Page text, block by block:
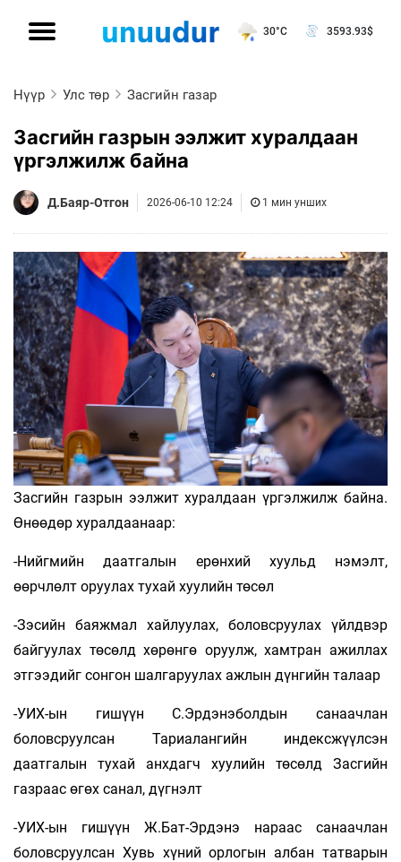
30°C 3593.93$
Нүүр Улс төр Засгийн газар
Засгийн газрын ээлжит хуралдаан
үргэлжилж байна
Д.Баяр-Отгон 2026-06-10 12:24 1 мин унших
Засгийн газрын ээлжит хуралдаан үргэлжилж байна.
Өнөөдөр хуралдаанаар:
-Нийгмийн даатгалын ерөнхий хуульд нэмэлт,
өөрчлөлт оруулах тухай хуулийн төсөл
-Зэсийн баяжмал хайлуулах, боловсруулах үйлдвэр
байгуулах төсөлд хөрөнгө оруулж, хамтран ажиллах
этгээдийг сонгон шалгаруулах ажлын дүнгийн талаар
-УИХ-ын гишүүн С.Эрдэнэболдын санаачлан
боловсруулсан Тариалангийн индексжүүлсэн
даатгалын тухай анхдагч хуулийн төсөлд Засгийн
газраас өгөх санал, дүгнэлт
-УИХ-ын гишүүн Ж.Бат-Эрдэнэ нараас санаачлан
боловсруулсан Хувь хүний орлогын албан татварын